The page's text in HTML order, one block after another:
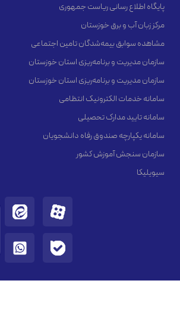
پایگاه اطلاع رسانی ریاست جمهوری
مرکز زبان آب و برق خوزستان
مشاهده سوابق بیمه‌شدگان تامین اجتماعی
سازمان مدیریت و برنامه‌ریزی استان خوزستان
سازمان مدیریت و برنامه‌ریزی استان خوزستان
سامانه خدمات الکترونیک انتظامی
سامانه تایید مدارک تحصیلی
سامانه یکپارچه صندوق رفاه دانشجویان
سازمان سنجش آموزش کشور
سیویلیکا